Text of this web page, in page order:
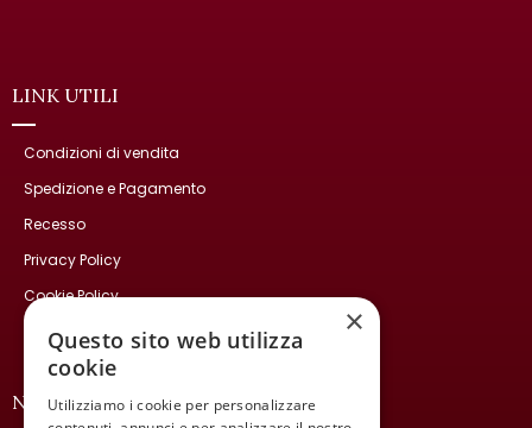
LINK UTILI
Condizioni di vendita
Spedizione e Pagamento
Recesso
Privacy Policy
Cookie Policy
Contatti
NEWSLETTER
×
Questo sito web utilizza
cookie
Utilizziamo i cookie per personalizzare